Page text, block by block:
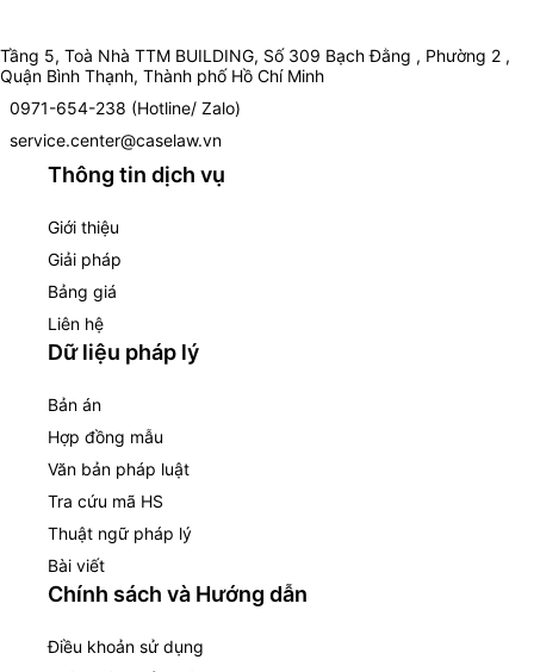
Tầng 5, Toà Nhà TTM BUILDING, Số 309 Bạch Đằng , Phường 2 ,
Quận Bình Thạnh, Thành phố Hồ Chí Minh
0971-654-238 (Hotline/ Zalo)
service.center@caselaw.vn
Thông tin dịch vụ
Giới thiệu
Giải pháp
Bảng giá
Liên hệ
Dữ liệu pháp lý
Bản án
Hợp đồng mẫu
Văn bản pháp luật
Tra cứu mã HS
Thuật ngữ pháp lý
Bài viết
Chính sách và Hướng dẫn
Điều khoản sử dụng